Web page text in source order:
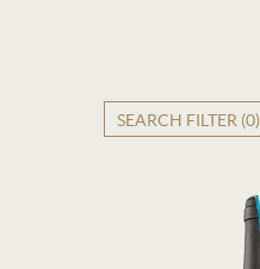
SEARCH FILTER (0)